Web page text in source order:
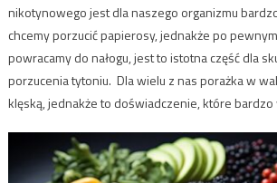
nikotynowego jest dla naszego organizmu
chcemy porzucić papierosy, jednakże po
powracamy do nałogu, jest to istotna część dla
porzucenia tytoniu. Dla wielu z nas porażka w
klęską, jednakże to doświadczenie, które